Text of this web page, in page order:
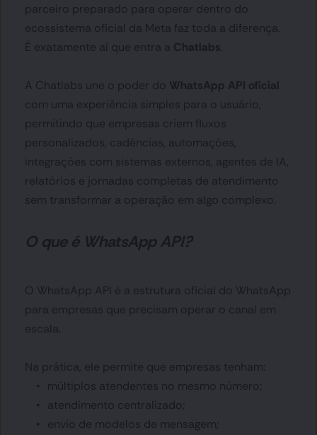
parceiro preparado para operar dentro do
ecossistema oficial da Meta faz toda a diferença.
É exatamente aí que entra a Chatlabs.
A Chatlabs une o poder do WhatsApp API oficial
com uma experiência simples para o usuário,
permitindo que empresas criem fluxos
personalizados, cadências, automações,
integrações com sistemas externos, agentes de IA,
relatórios e jornadas completas de atendimento
sem transformar a operação em algo complexo.
O que é WhatsApp API?
O WhatsApp API é a estrutura oficial do WhatsApp
para empresas que precisam operar o canal em
escala.
Na prática, ele permite que empresas tenham:
múltiplos atendentes no mesmo número;
atendimento centralizado;
envio de modelos de mensagem;